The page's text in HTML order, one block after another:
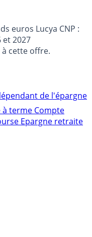
euros Lucya CNP :
et 2027
cette offre.
de l'épargne
à terme Compte
Epargne retraite